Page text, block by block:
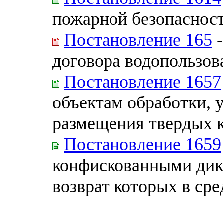
пожарной
Постановление 165
договора
Постановление 1657
объектам обработки,
размещения твердых
Постановление 1659
конфискованными
возврат которых в